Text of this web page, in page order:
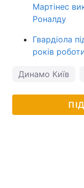
Мартінес
Роналду
Гвардіола
років
Динамо Київ